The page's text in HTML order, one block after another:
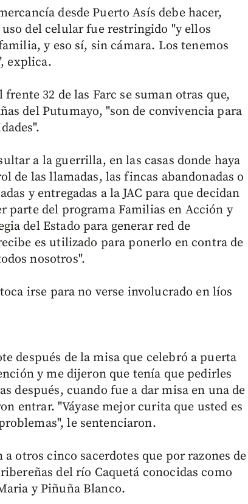
desde Puerto Asís debe hacer,
del celular fue restringido "y ellos
y eso sí, sin cámara. Los tenemos
explica.
32 de las Farc se suman otras que,
del Putumayo, "son de convivencia para
a la guerrilla, en las casas donde haya
de las llamadas, las fincas abandonadas o
y entregadas a la JAC para que decidan
parte del programa Familias en Acción y
del Estado para generar red de
es utilizado para ponerlo en contra de
nosotros".
irse para no verse involucrado en líos
después de la misa que celebró a puerta
y me dijeron que tenía que pedirles
después, cuando fue a dar misa en una de
entrar. "Váyase mejor curita que usted es
le sentenciaron.
otros cinco sacerdotes que por razones de
del río Caquetá conocidas como
y Piñuña Blanco.